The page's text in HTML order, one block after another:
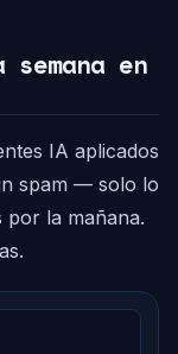
en
IA aplicados
spam — solo lo
por la mañana.